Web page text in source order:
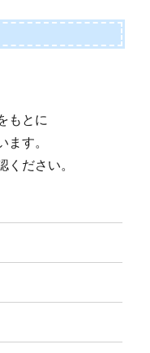
もとに
ます。
ださい。